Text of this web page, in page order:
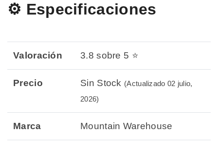
⚙️ Especificaciones
Valoración 3.8 sobre 5 ⭐
Precio Sin Stock (Actualizado 02 julio,
2026)
Marca Mountain Warehouse